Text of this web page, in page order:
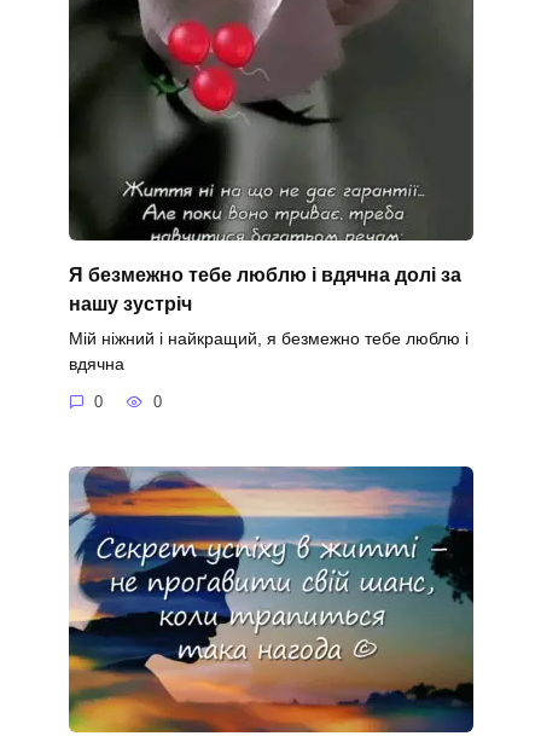
Я безмежно тебе люблю і вдячна долі за
нашу зустріч
Мій ніжний і найкращий, я безмежно тебе люблю і
вдячна
0 0